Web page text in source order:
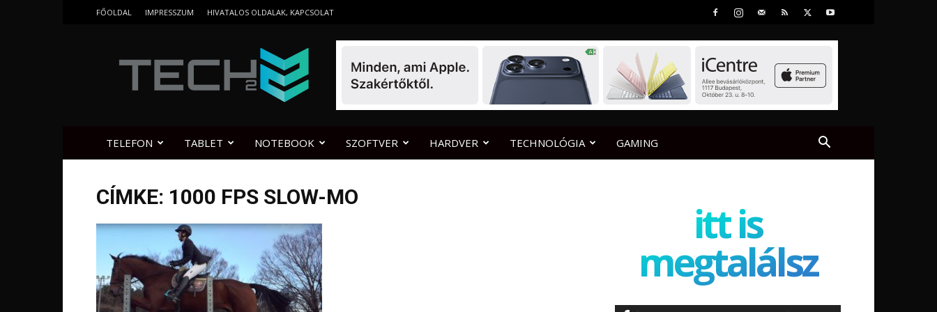
FŐOLDAL IMPRESSZUM HIVATALOS OLDALAK, KAPCSOLAT
TELEFON TABLET NOTEBOOK SZOFTVER HARDVER TECHNOLÓGIA GAMING
CÍMKE: 1000 FPS SLOW-MO
itt is
megtalálsz